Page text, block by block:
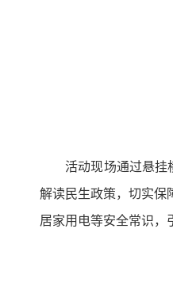
活动现场通过悬挂
解读民生政策，切实保
居家用电等安全常识，